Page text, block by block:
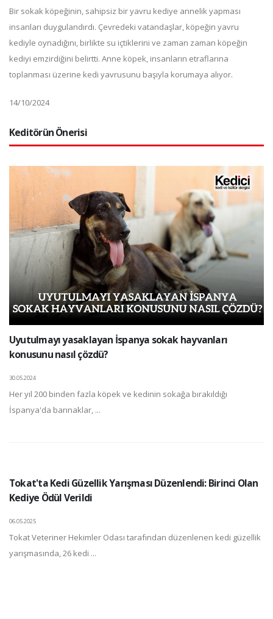
Bir sokak köpeğinin, sahipsiz bir yavru kediye annelik yapması
insanları duygulandırdı. Çevredeki vatandaşlar, köpeğin yavru
kediyle oynadığını, birlikte su içtiklerini ve zaman zaman köpeğin
kediyi emzirdiğini belirtti. Anne köpek, insanların etraflarına
toplanması üzerine kedi yavrusunu başıyla korumaya alıyor.
14/10/2024
Keditörün Önerisi
Uyutulmayı yasaklayan İspanya sokak hayvanları
konusunu nasıl çözdü?
30.05.2024
Her yıl 200 binden fazla köpek ve kedinin sokağa bırakıldığı
İspanya'da barınaklar, ...
Tokat'ta Kedi Güzellik Yarışması Düzenlendi: Birinci Olan
Kediye Ödül Verildi
06.05.2025
Tokat Veteriner Hekimler Odası tarafından düzenlenen kedi güzellik
yarışmasında, 26 kedi ...